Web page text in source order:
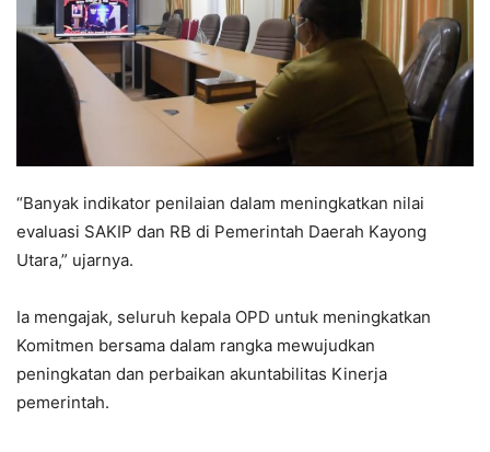
“Banyak indikator penilaian dalam meningkatkan nilai
evaluasi SAKIP dan RB di Pemerintah Daerah Kayong
Utara,” ujarnya.
Ia mengajak, seluruh kepala OPD untuk meningkatkan
Komitmen bersama dalam rangka mewujudkan
peningkatan dan perbaikan akuntabilitas Kinerja
pemerintah.